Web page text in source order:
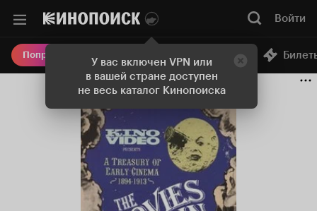
У вас включен VPN или
в вашей стране доступен
не весь каталог Кинопоиска
Войти
Попробовать Плюс Онлайн-кинотеатр